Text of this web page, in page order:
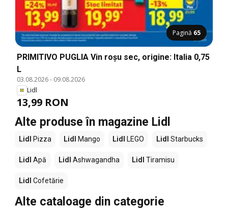
Pagină 65
PRIMITIVO PUGLIA Vin roșu sec, origine: Italia 0,75
L
03.08.2026- 09.08.2026
Lidl
13,99 RON
Alte produse în magazine Lidl
Lidl Pizza Lidl Mango Lidl LEGO Lidl Starbucks
Lidl Apă Lidl Ashwagandha Lidl Tiramisu
Lidl Cofetărie
Alte cataloage din categorie